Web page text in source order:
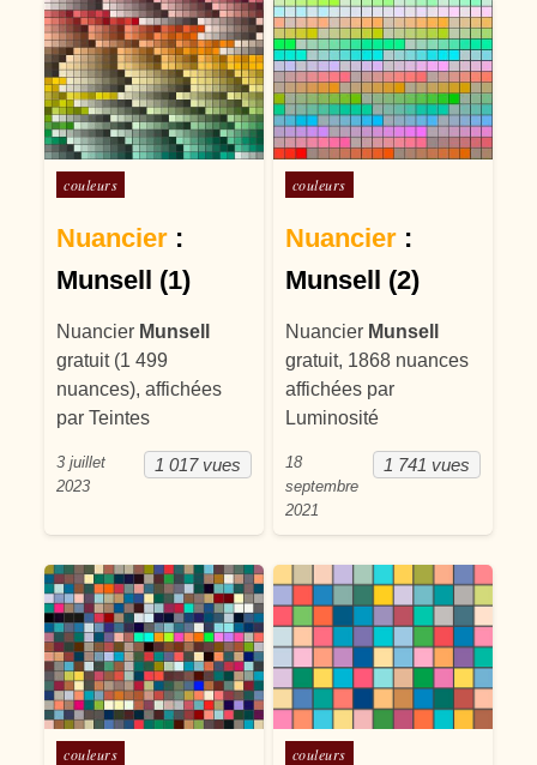
Posté dans
couleurs
Nuancier :
Munsell (1)
Nuancier Munsell
gratuit (1 499
nuances), affichées
par Teintes
1 017 vues
3 juillet
2023
Posté dans
couleurs
Nuancier:
Munsell (2)
Nuancier Munsell
gratuit, 1868 nuances
affichées par
Luminosité
1 741 vues
18
septembre
2021
Posté dans
couleurs Posté dans
couleurs